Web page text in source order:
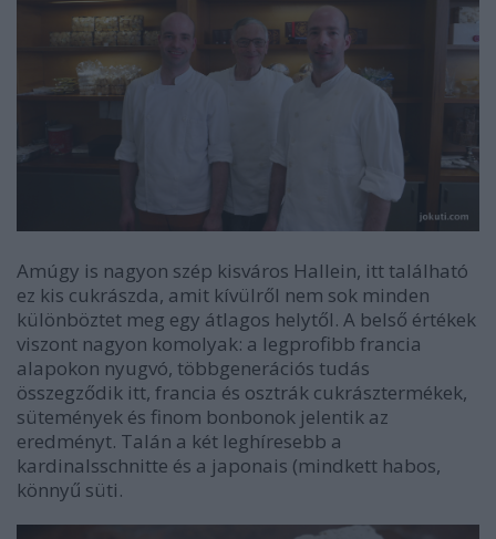
Amúgy is nagyon szép kisváros Hallein, itt található
ez kis cukrászda, amit kívülről nem sok minden
különböztet meg egy átlagos helytől. A belső értékek
viszont nagyon komolyak: a legprofibb francia
alapokon nyugvó, többgenerációs tudás
összegződik itt, francia és osztrák cukrásztermékek,
sütemények és finom bonbonok jelentik az
eredményt. Talán a két leghíresebb a
kardinalsschnitte és a japonais (mindkett habos,
könnyű süti.